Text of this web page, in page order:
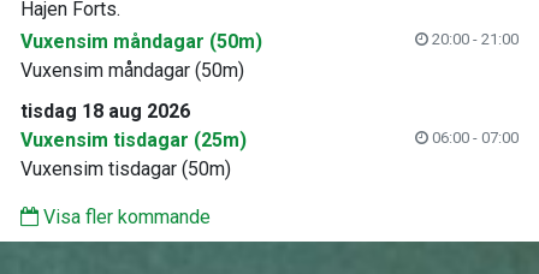
Hajen Forts.
Vuxensim måndagar (50m)
20:00 - 21:00
Vuxensim måndagar (50m)
tisdag 18 aug 2026
Vuxensim tisdagar (25m)
06:00 - 07:00
Vuxensim tisdagar (50m)
Visa fler kommande